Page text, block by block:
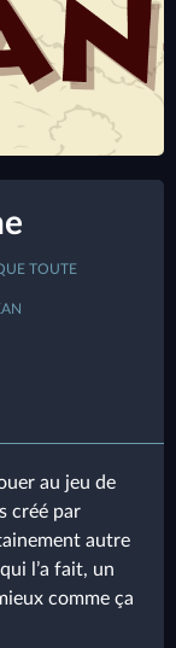
TOUTE
au jeu de
créé par
autre
l’a fait, un
comme ça